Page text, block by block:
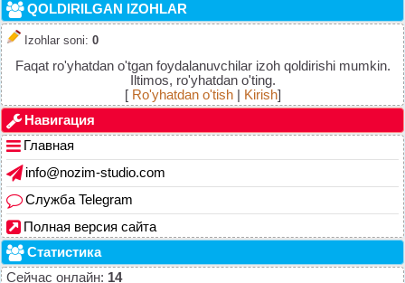
QOLDIRILGAN IZOHLAR
Izohlar soni: 0
Faqat ro'yhatdan o'tgan foydalanuvchilar izoh qoldirishi mumkin.
Iltimos, ro'yhatdan o'ting.
[ Ro'yhatdan o'tish| Kirish]
Навигация
Главная
info@nozim-studio.com
Служба Telegram
Полная версия сайта
Статистика
Сейчас онлайн: 14